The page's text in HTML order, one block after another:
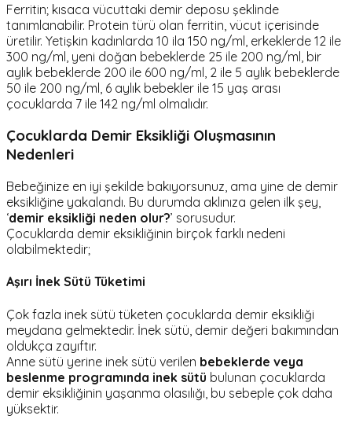
Ferritin; kısaca vücuttaki demir deposu şeklinde
tanımlanabilir. Protein türü olan ferritin, vücut içerisinde
üretilir. Yetişkin kadınlarda 10 ila 150 ng/ml, erkeklerde 12 ile
300 ng/ml, yeni doğan bebeklerde 25 ile 200 ng/ml, bir
aylık bebeklerde 200 ile 600 ng/ml, 2 ile 5 aylık bebeklerde
50 ile 200 ng/ml, 6 aylık bebekler ile 15 yaş arası
çocuklarda 7 ile 142 ng/ml olmalıdır.
Çocuklarda Demir Eksikliği Oluşmasının
Nedenleri
Bebeğinize en iyi şekilde bakıyorsunuz, ama yine de demir
eksikliğine yakalandı. Bu durumda aklınıza gelen ilk şey,
‘demir eksikliği neden olur?’ sorusudur.
Çocuklarda demir eksikliğinin birçok farklı nedeni
olabilmektedir;
Aşırı İnek Sütü Tüketimi
Çok fazla inek sütü tüketen çocuklarda demir eksikliği
meydana gelmektedir. İnek sütü, demir değeri bakımından
oldukça zayıftır.
Anne sütü yerine inek sütü verilen bebeklerde veya
beslenme programında inek sütü bulunan çocuklarda
demir eksikliğinin yaşanma olasılığı, bu sebeple çok daha
yüksektir.